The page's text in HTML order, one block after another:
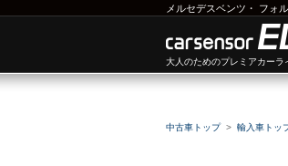
メルセデスベンツ ・ フォ
大人のためのプレミアカー
中古車トップ 輸入車トッ